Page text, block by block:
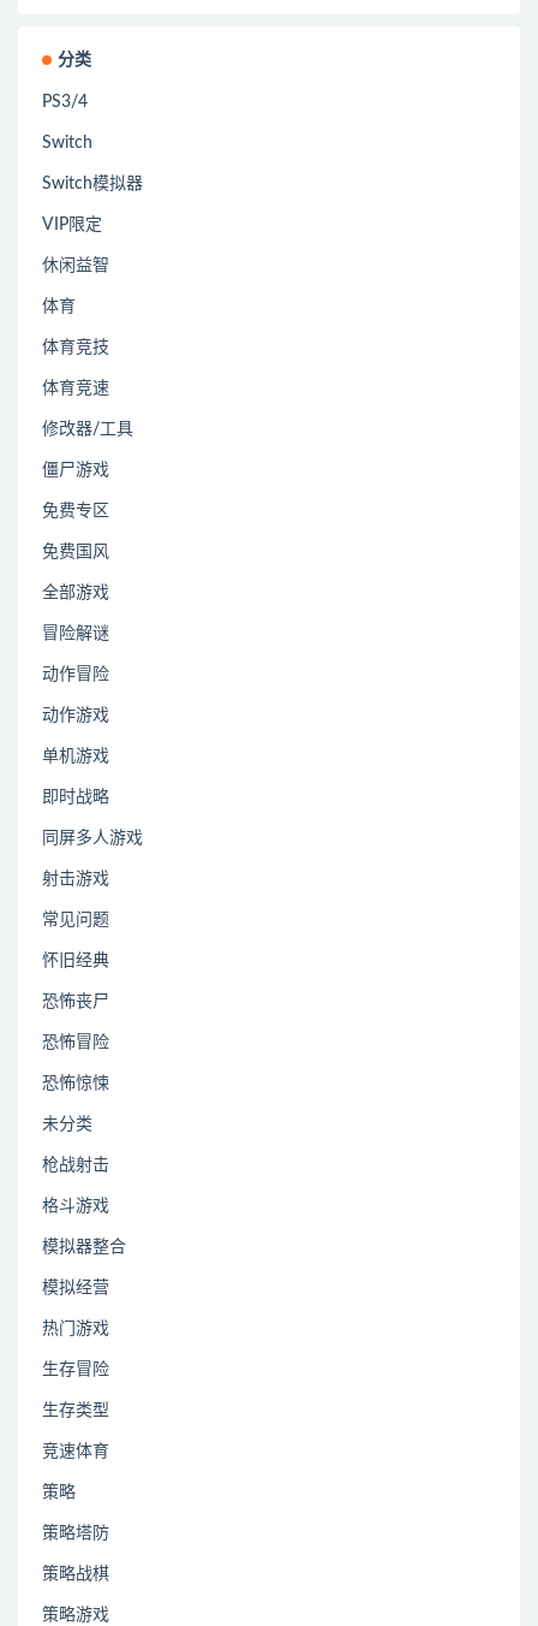
分类
PS3/4
Switch
Switch模拟器
VIP限定
休闲益智
体育
体育竞技
体育竞速
修改器/工具
僵尸游戏
免费专区
免费国风
全部游戏
冒险解谜
动作冒险
动作游戏
单机游戏
即时战略
同屏多人游戏
射击游戏
常见问题
怀旧经典
恐怖丧尸
恐怖冒险
恐怖惊悚
未分类
枪战射击
格斗游戏
模拟器整合
模拟经营
热门游戏
生存冒险
生存类型
竞速体育
策略
策略塔防
策略战棋
策略游戏